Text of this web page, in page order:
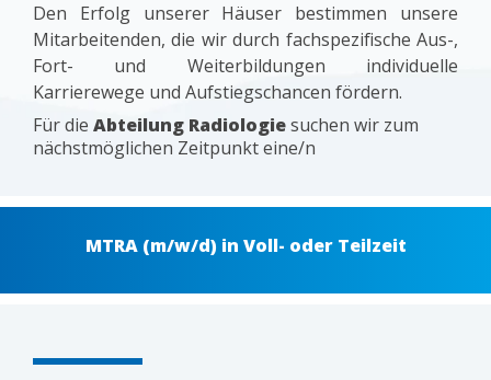
Den Erfolg unserer Häuser bestimmen unsere
Mitarbeitenden, die wir durch fachspezifische Aus-,
Fort- und Weiterbildungen individuelle
Karrierewege und Aufstiegschancen fördern.
Für die Abteilung Radiologiesuchen wir zum
nächstmöglichen Zeitpunkteine/n
MTRA (m/w/d) in Voll- oder Teilzeit